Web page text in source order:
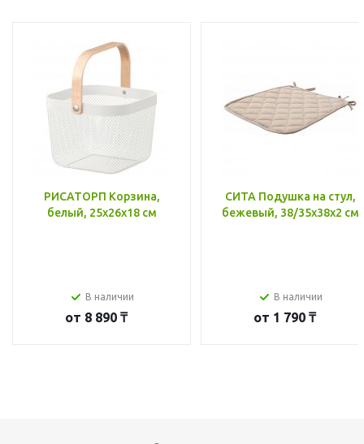
РИСАТОРП Корзина,
белый, 25x26x18 см
В наличии
от 8 890 ₸
СИТА Подушка на стул,
бежевый, 38/35x38x2 см
В наличии
от 1 790 ₸